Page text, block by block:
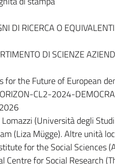
DI RICERCA O EQUIVALENTI
DI SCIENZE
for the Future of European
CL2-2024-
(Università degli
(Liza Mügge). Altre unità
for the Social Sciences
Centre for Social Research